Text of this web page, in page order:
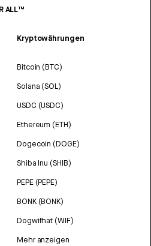
ALL™
Kryptowährungen
Bitcoin (BTC)
Solana (SOL)
USDC (USDC)
Ethereum (ETH)
Dogecoin (DOGE)
Shiba Inu (SHIB)
PEPE (PEPE)
BONK (BONK)
Dogwifhat (WIF)
Mehr anzeigen